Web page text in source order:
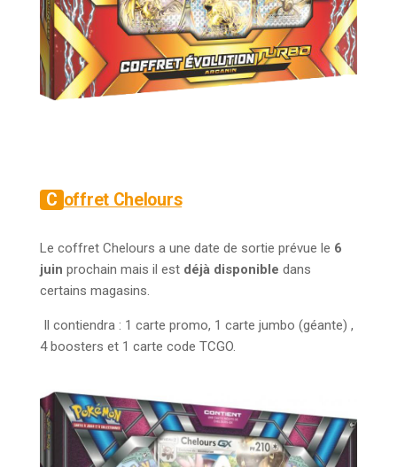
Coffret Chelours
Le coffret Chelours a une date de sortie prévue le 6
juin prochain mais il est déjà disponible dans
certains magasins.
Il contiendra : 1 carte promo, 1 carte jumbo (géante) ,
4 boosters et 1 carte code TCGO.